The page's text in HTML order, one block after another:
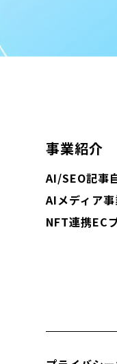
事業紹介
AI/SEO記事
AIメディア
NFT連携EC